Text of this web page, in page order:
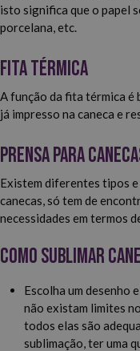
isto significa que o papel
porcelana, etc.
Fita térmica
A função da fita térmica é
já impresso na caneca e
Prensa para
Existem diferentes tipos
canecas, só tem de
necessidades em termos
Como sublimar
Escolha um desenho
não existam limites
todos elas são
sublimação, ter uma